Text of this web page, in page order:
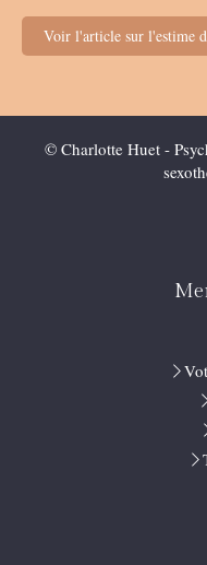
Voir l'article sur l'estime
© Charlotte Huet -